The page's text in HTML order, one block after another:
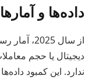
داده‌ها و آمارها
از سال
دیجیتال یا حجم
ندارد. این کمبود